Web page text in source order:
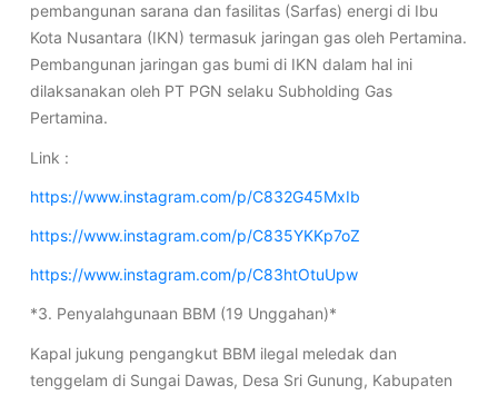
pembangunan sarana dan fasilitas (Sarfas) energi di Ibu
Kota Nusantara (IKN) termasuk jaringan gas oleh Pertamina.
Pembangunan jaringan gas bumi di IKN dalam hal ini
dilaksanakan oleh PT PGN selaku Subholding Gas
Pertamina.
Link :
https://www.instagram.com/p/C832G45MxIb
https://www.instagram.com/p/C835YKKp7oZ
https://www.instagram.com/p/C83htOtuUpw
*3. Penyalahgunaan BBM (19 Unggahan)*
Kapal jukung pengangkut BBM ilegal meledak dan
tenggelam di Sungai Dawas, Desa Sri Gunung, Kabupaten